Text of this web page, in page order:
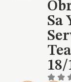
Sa
18/